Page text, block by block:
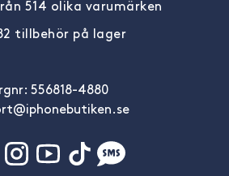
514 olika varumärken
tillbehör på lager
556818-4880